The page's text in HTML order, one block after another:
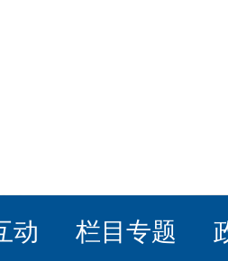
动 栏目专题